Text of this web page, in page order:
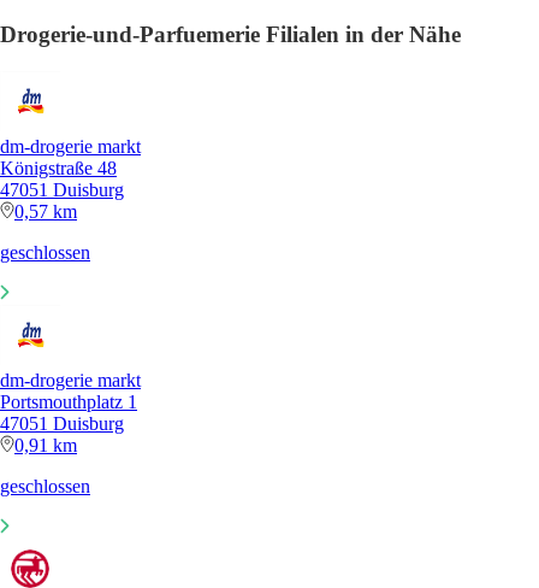
Drogerie-und-Parfuemerie Filialen in der Nähe
dm-drogerie markt
Königstraße 48
47051 Duisburg
0,57 km
geschlossen
dm-drogerie markt
Portsmouthplatz 1
47051 Duisburg
0,91 km
geschlossen